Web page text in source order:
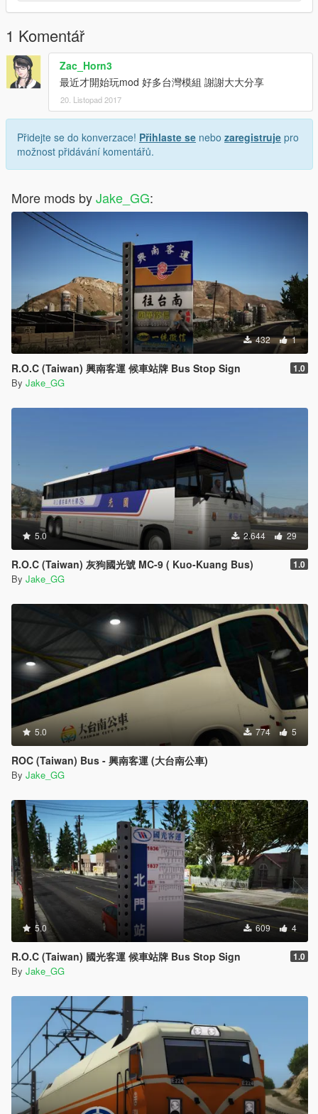
1 Komentář
Zac_Horn3
最近才開始玩mod 好多台灣模組 謝謝大大分享
20. Listopad 2017
Přidejte se do konverzace! Přihlaste se nebo zaregistruje pro
možnost přidávání komentářů.
More mods byJake_GG:
432 1
R.O.C (Taiwan) 興南客運 候車站牌 Bus Stop Sign 1.0
By Jake_GG
5.0 2.644 29
R.O.C (Taiwan) 灰狗國光號 MC-9 ( Kuo-Kuang Bus) 1.0
By Jake_GG
5.0 774 5
ROC (Taiwan) Bus - 興南客運 (大台南公車)
By Jake_GG
5.0 609 4
R.O.C (Taiwan) 國光客運 候車站牌 Bus Stop Sign 1.0
By Jake_GG